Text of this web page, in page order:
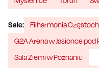
Sale:
Filharmonia
G2A Arena w Jasionce
Sala Ziemi w Poznaniu